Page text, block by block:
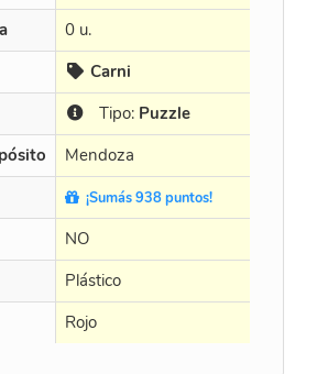
0 u.
Carni
Tipo: Puzzle
Mendoza
¡Sumás 938 puntos!
NO
Plástico
Rojo